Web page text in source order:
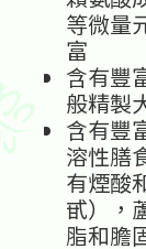
等微量
富
含有豐
般精製
含有豐
溶性膳
有煙酸
甙），
脂和膽